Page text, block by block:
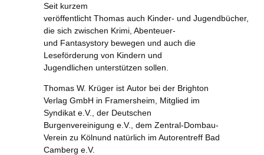
Seit kurzem
veröffentlicht Thomas auch Kinder- und Jugendbücher,
die sich zwischen Krimi, Abenteuer-
und Fantasystory bewegen und auch die
Leseförderung von Kindern und
Jugendlichen unterstützen sollen.
Thomas W. Krüger ist Autor bei der Brighton
Verlag GmbH in Framersheim, Mitglied im
Syndikat e.V., der Deutschen
Burgenvereinigung e.V., dem Zentral-Dombau-
Verein zu Kölnund natürlich im Autorentreff Bad
Camberg e.V.